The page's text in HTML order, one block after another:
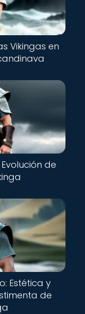
Vikingas en
de
Estética y
de